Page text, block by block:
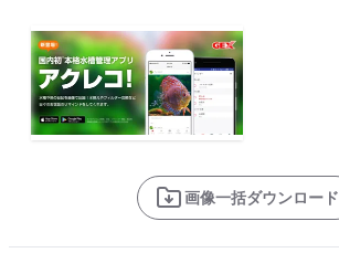
画像一括ダウンロード